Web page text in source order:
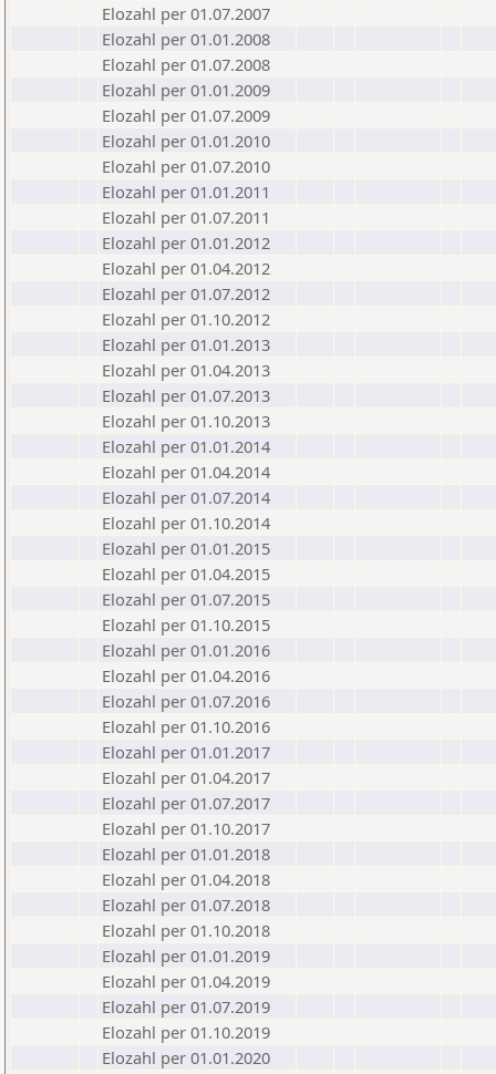
Elozahl per 01.07.2007
Elozahl per 01.01.2008
Elozahl per 01.07.2008
Elozahl per 01.01.2009
Elozahl per 01.07.2009
Elozahl per 01.01.2010
Elozahl per 01.07.2010
Elozahl per 01.01.2011
Elozahl per 01.07.2011
Elozahl per 01.01.2012
Elozahl per 01.04.2012
Elozahl per 01.07.2012
Elozahl per 01.10.2012
Elozahl per 01.01.2013
Elozahl per 01.04.2013
Elozahl per 01.07.2013
Elozahl per 01.10.2013
Elozahl per 01.01.2014
Elozahl per 01.04.2014
Elozahl per 01.07.2014
Elozahl per 01.10.2014
Elozahl per 01.01.2015
Elozahl per 01.04.2015
Elozahl per 01.07.2015
Elozahl per 01.10.2015
Elozahl per 01.01.2016
Elozahl per 01.04.2016
Elozahl per 01.07.2016
Elozahl per 01.10.2016
Elozahl per 01.01.2017
Elozahl per 01.04.2017
Elozahl per 01.07.2017
Elozahl per 01.10.2017
Elozahl per 01.01.2018
Elozahl per 01.04.2018
Elozahl per 01.07.2018
Elozahl per 01.10.2018
Elozahl per 01.01.2019
Elozahl per 01.04.2019
Elozahl per 01.07.2019
Elozahl per 01.10.2019
Elozahl per 01.01.2020